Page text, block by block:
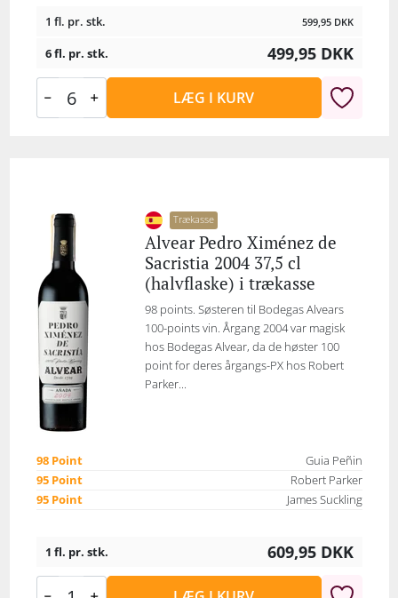
1 fl. pr. stk. 599,95 DKK
6 fl. pr. stk. 499,95 DKK
LÆG I KURV
Trækasse
Alvear Pedro Ximénez de
Sacristia 2004 37,5 cl
(halvflaske) i trækasse
98 points. Søsteren til Bodegas Alvears
100-points vin. Årgang 2004 var magisk
hos Bodegas Alvear, da de høster 100
point for deres årgangs-PX hos Robert
Parker...
98 Point
Guia Peñin
95 Point
Robert Parker
95 Point
James Suckling
1 fl. pr. stk. 609,95 DKK